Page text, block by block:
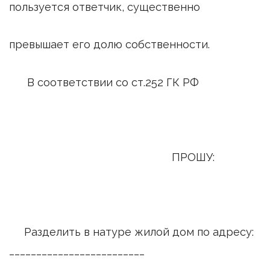
пользуется ответчик, существенно
превышает его долю собственности.
В соответствии со ст.252 ГК РФ
Разделить в натуре жилой дом по адресу: